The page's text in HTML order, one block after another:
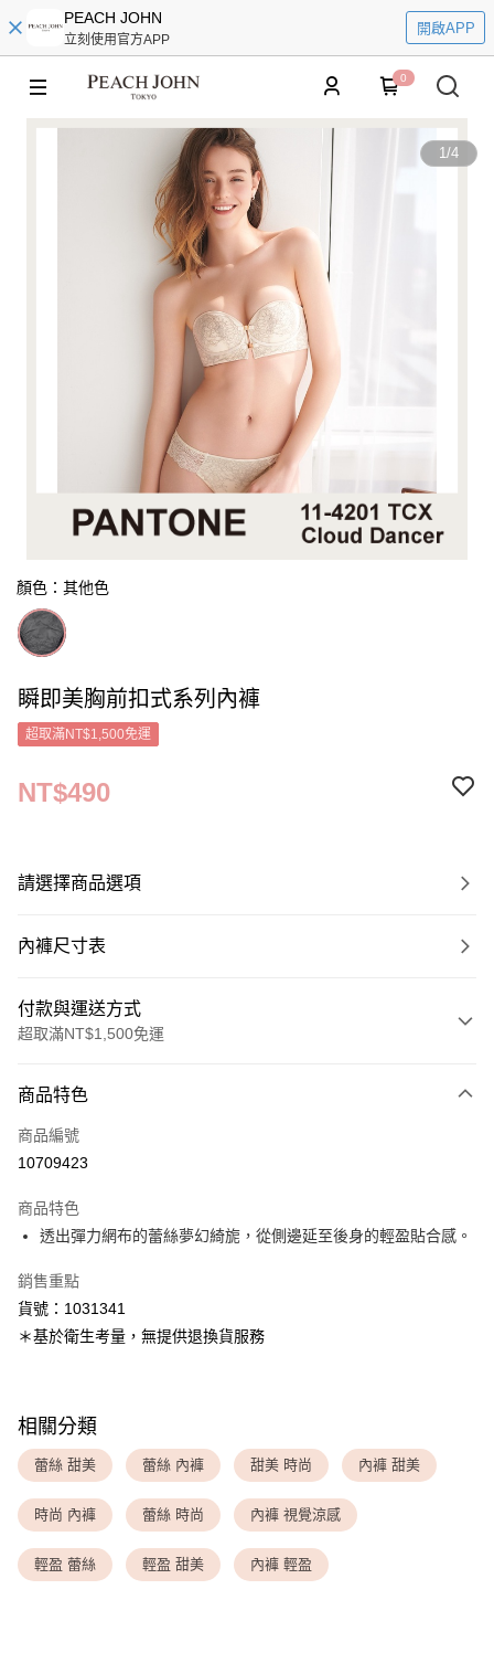
PEACH JOHN
立刻使用官方APP
開啟APP
0
1/4
顏色：其他色
瞬即美胸前扣式系列內褲
超取滿NT$1,500免運
NT$490
請選擇商品選項
內褲尺寸表
付款與運送方式
超取滿NT$1,500免運
信用卡一次付款
超商取貨付款
Apple Pay
運送方式
全家取貨付款
每筆NT$80，滿NT$1,500(含以上)免運費
<無合作配送請勿選取>萊爾富取貨付款
<無合作配送請勿選取>付款後萊爾富取貨
每筆NT$9,999
商品特色
商品編號
10709423
商品特色
透出彈力網布的蕾絲夢幻綺旎，從側邊延至後身的輕盈貼合感。
銷售重點
貨號：1031341
＊基於衛生考量，無提供退換貨服務
相關分類
蕾絲 甜美 蕾絲 內褲 甜美 時尚 內褲 甜美
時尚 內褲 蕾絲 時尚 內褲 視覺涼感
輕盈 蕾絲 輕盈 甜美 內褲 輕盈